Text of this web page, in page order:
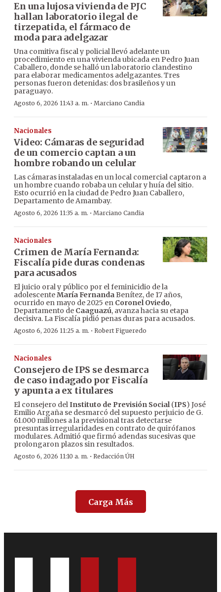
En una lujosa vivienda de PJC
hallan laboratorio ilegal de
tirzepatida, el fármaco de
moda para adelgazar
Una comitiva fiscal y policial llevó adelante un
procedimiento en una vivienda ubicada en Pedro Juan
Caballero, donde se halló un laboratorio clandestino
para elaborar medicamentos adelgazantes. Tres
personas fueron detenidas: dos brasileños y un
paraguayo.
Agosto 6, 2026 11:43 a. m. · Marciano Candia
Nacionales
Video: Cámaras de seguridad
de un comercio captan a un
hombre robando un celular
Las cámaras instaladas en un local comercial captaron a
un hombre cuando robaba un celular y huía del sitio.
Esto ocurrió en la ciudad de Pedro Juan Caballero,
Departamento de Amambay.
Agosto 6, 2026 11:35 a. m. · Marciano Candia
Nacionales
Crimen de María Fernanda:
Fiscalía pide duras condenas
para acusados
El juicio oral y público por el feminicidio de la
adolescenteMaría FernandaBenítez, de 17 años,
ocurrido en mayo de 2025 en Coronel Oviedo,
Departamento de Caaguazú, avanza hacia su etapa
decisiva. La Fiscalía pidió penas duras para acusados.
Agosto 6, 2026 11:25 a. m. · Robert Figueredo
Nacionales
Consejero de IPS se desmarca
de caso indagado por Fiscalía
y apunta a ex titulares
El consejero delInstituto de Previsión Social(IPS) José
Emilio Argaña se desmarcó del supuesto perjuicio de G.
61.000 millones a la previsional tras detectarse
presuntas irregularidades en contrato de quirófanos
modulares. Admitió que firmó adendas sucesivas que
prolongaron plazos sin resultados.
Agosto 6, 2026 11:10 a. m. · Redacción ÚH
Carga Más